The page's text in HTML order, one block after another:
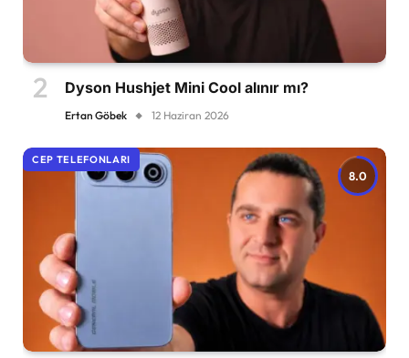
Dyson Hushjet Mini Cool alınır mı?
Ertan Göbek 12 Haziran 2026
8.0
CEP TELEFONLARI